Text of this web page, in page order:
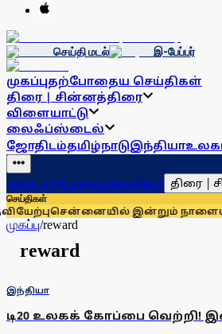
செய்தி மடல் இ-பேப்பர்
முகப்புதற்போதைய செய்திகள்
திரை | சின்னத்திரை
விளையாட்டு
லைஃப்ஸ்டைல்
ஜோதிடம்தமிழ்நாடுஇந்தியா
முகப்புதற்போதைய செய்திகள் திரை |
செய்திகள்
சென்னையில் இன்றும் நாளையும்
முகப்பு/reward
reward
இந்தியா
டி20 உலகக் கோப்பை வெற்றி!